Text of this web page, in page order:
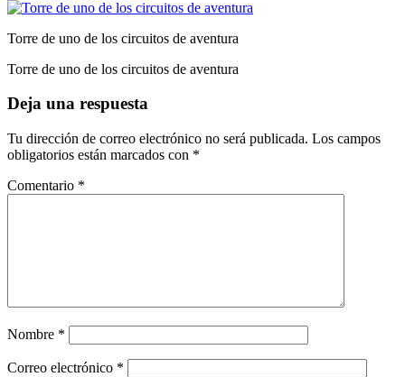
Torre de uno de los circuitos de aventura
Torre de uno de los circuitos de aventura
Deja una respuesta
Tu dirección de correo electrónico no será publicada. Los campos
obligatorios están marcados con *
Comentario *
Nombre *
Correo electrónico *